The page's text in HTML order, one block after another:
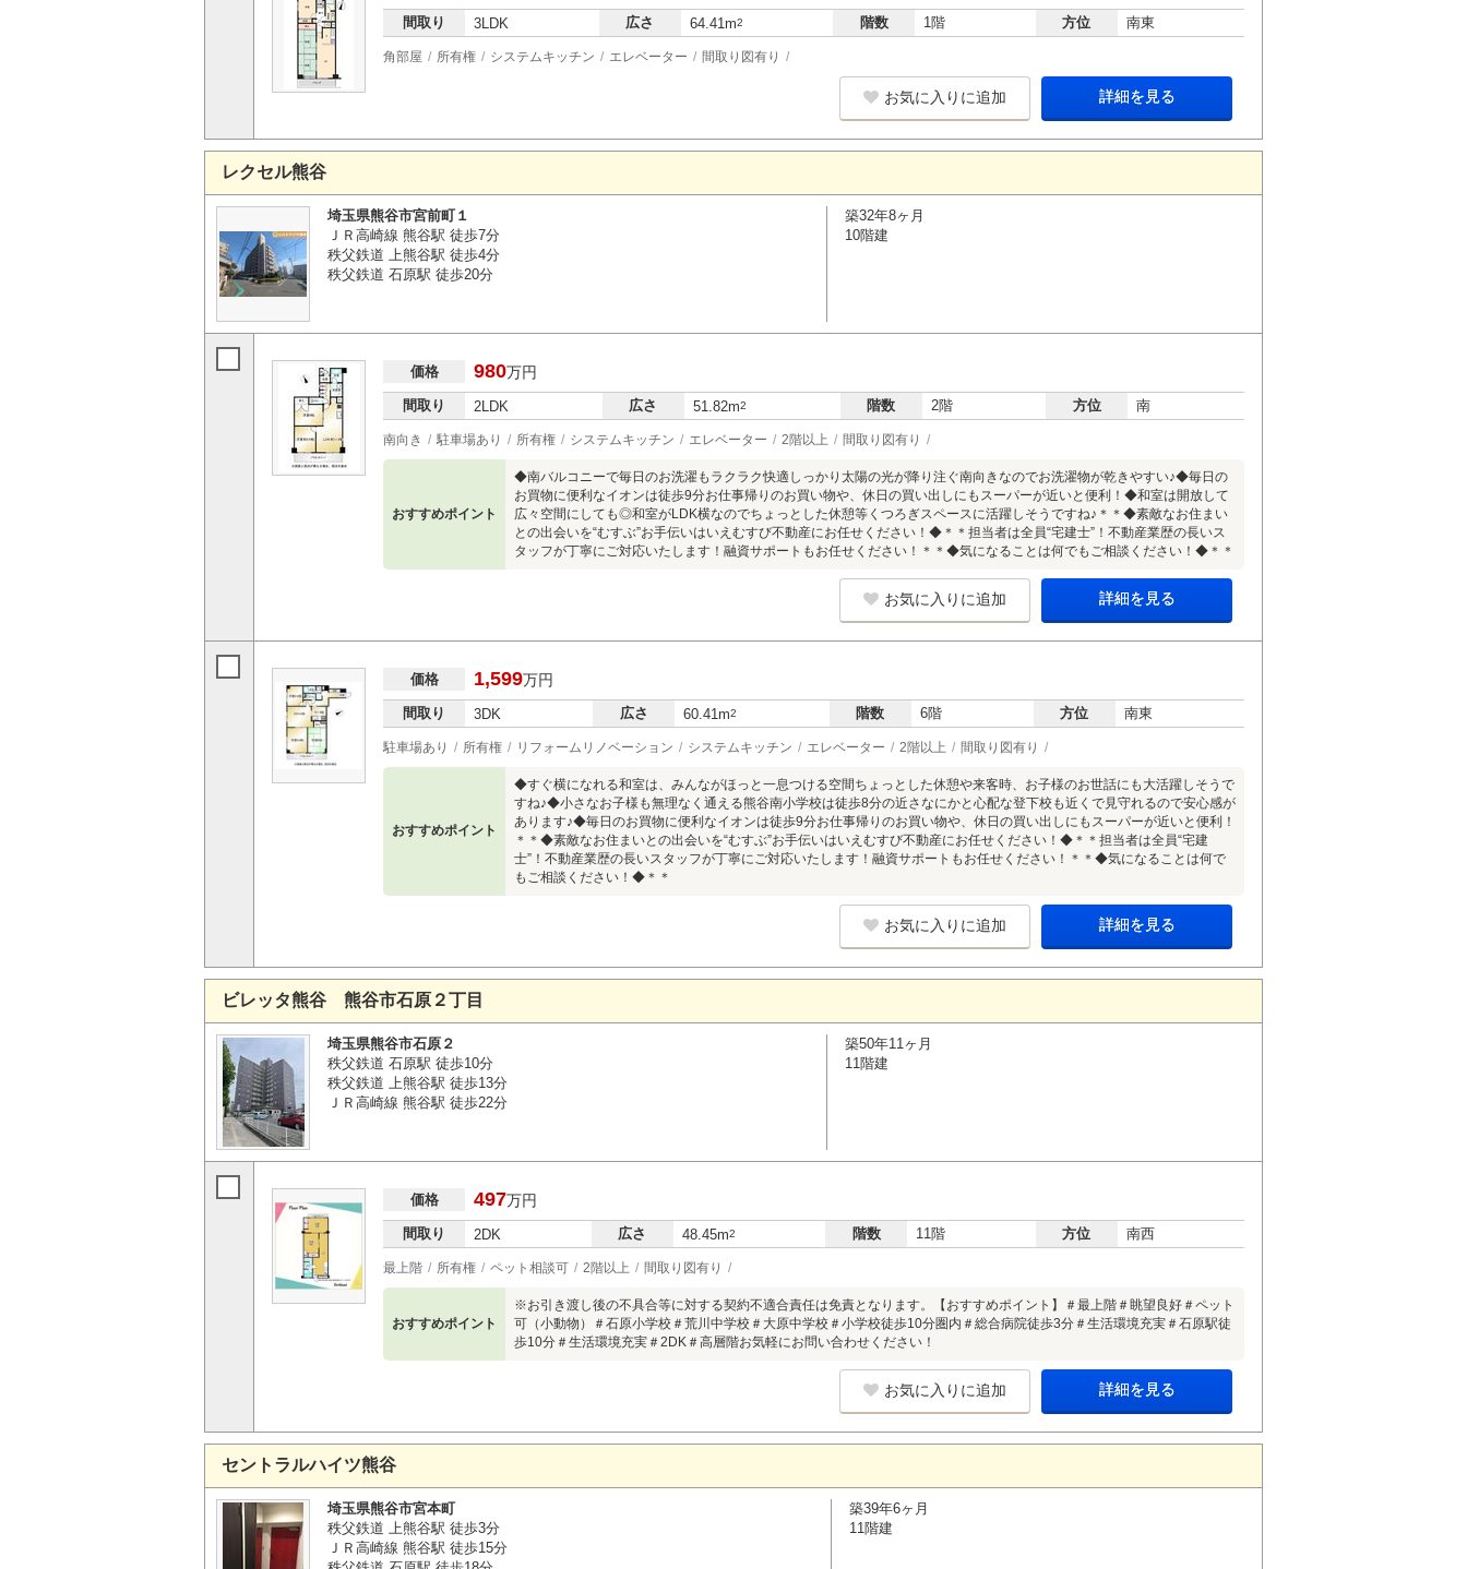
間取り 3LDK 広さ 64.41m2 階数 1階 方位 南東
角部屋 所有権 システムキッチン エレベーター 間取り図有り
お気に入りに追加 詳細を見る
レクセル熊谷
埼玉県熊谷市宮前町１
ＪＲ高崎線 熊谷駅 徒歩7分
秩父鉄道 上熊谷駅 徒歩4分
秩父鉄道 石原駅 徒歩20分
築32年8ヶ月
10階建
価格 980万円
間取り 2LDK 広さ 51.82m2 階数 2階 方位 南
南向き 駐車場あり 所有権 システムキッチン エレベーター 2階以上 間取り図有り
おすすめポイント
◆南バルコニーで毎日のお洗濯もラクラク快適しっかり太陽の光が降り注ぐ南向きなのでお洗濯物が乾きやすい♪◆毎日の
お買物に便利なイオンは徒歩9分お仕事帰りのお買い物や、休日の買い出しにもスーパーが近いと便利！◆和室は開放して
広々空間にしても◎和室がLDK横なのでちょっとした休憩等くつろぎスペースに活躍しそうですね♪＊＊◆素敵なお住まい
との出会いを“むすぶ”お手伝いはいえむすび不動産にお任せください！◆＊＊担当者は全員“宅建士”！不動産業歴の長いス
タッフが丁寧にご対応いたします！融資サポートもお任せください！＊＊◆気になることは何でもご相談ください！◆＊＊
お気に入りに追加 詳細を見る
価格 1,599万円
間取り 3DK 広さ 60.41m2 階数 6階 方位 南東
駐車場あり 所有権 リフォームリノベーション システムキッチン エレベーター 2階以上 間取り図有り
おすすめポイント
◆すぐ横になれる和室は、みんながほっと一息つける空間ちょっとした休憩や来客時、お子様のお世話にも大活躍しそうで
すね♪◆小さなお子様も無理なく通える熊谷南小学校は徒歩8分の近さなにかと心配な登下校も近くで見守れるので安心感が
あります♪◆毎日のお買物に便利なイオンは徒歩9分お仕事帰りのお買い物や、休日の買い出しにもスーパーが近いと便利！
＊＊◆素敵なお住まいとの出会いを“むすぶ”お手伝いはいえむすび不動産にお任せください！◆＊＊担当者は全員“宅建
士”！不動産業歴の長いスタッフが丁寧にご対応いたします！融資サポートもお任せください！＊＊◆気になることは何で
もご相談ください！◆＊＊
お気に入りに追加 詳細を見る
ビレッタ熊谷 熊谷市石原２丁目
埼玉県熊谷市石原２
秩父鉄道 石原駅 徒歩10分
秩父鉄道 上熊谷駅 徒歩13分
ＪＲ高崎線 熊谷駅 徒歩22分
築50年11ヶ月
11階建
価格 497万円
間取り 2DK 広さ 48.45m2 階数 11階 方位 南西
最上階 所有権 ペット相談可 2階以上 間取り図有り
おすすめポイント
※お引き渡し後の不具合等に対する契約不適合責任は免責となります。【おすすめポイント】＃最上階＃眺望良好＃ペット
可（小動物）＃石原小学校＃荒川中学校＃大原中学校＃小学校徒歩10分圏内＃総合病院徒歩3分＃生活環境充実＃石原駅徒
歩10分＃生活環境充実＃2DK＃高層階お気軽にお問い合わせください！
お気に入りに追加 詳細を見る
セントラルハイツ熊谷
埼玉県熊谷市宮本町
秩父鉄道 上熊谷駅 徒歩3分
ＪＲ高崎線 熊谷駅 徒歩15分
築39年6ヶ月
11階建